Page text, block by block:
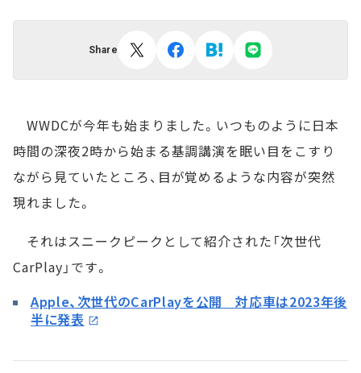
Share
WWDCが今年も始まりました。いつものように日本
時間の深夜2時から始まる基調講演を眠い目をこすり
ながら見ていたところ、目が覚めるような内容が突然
現れました。
それはスニークピークとして紹介された「次世代
CarPlay」です。
Apple、次世代のCarPlayを公開 対応車は2023年後
半に発表